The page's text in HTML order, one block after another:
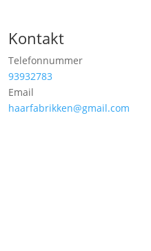
Kontakt
Telefonnummer
93932783
Email
haarfabrikken@gmail.com